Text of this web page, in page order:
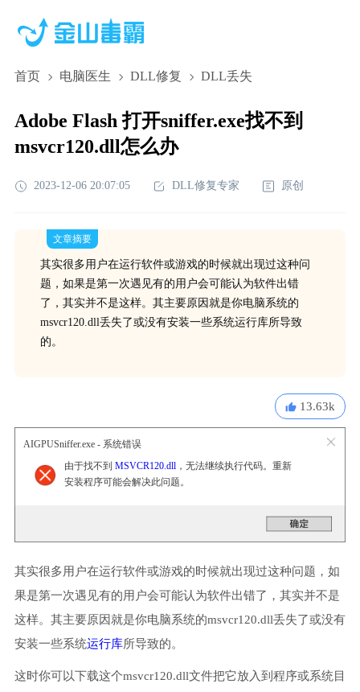
首页 电脑医生 DLL修复 DLL丢失
Adobe Flash 打开sniffer.exe找不到
msvcr120.dll怎么办
2023-12-06 20:07:05 DLL修复专家 原创
文章摘要
其实很多用户在运行软件或游戏的时候就出现过这种问
题，如果是第一次遇见有的用户会可能认为软件出错
了，其实并不是这样。其主要原因就是你电脑系统的
msvcr120.dll丢失了或没有安装一些系统运行库所导致
的。
13.63k
AIGPUSniffer.exe - 系统错误
由于找不到 MSVCR120.dll，无法继续执行代码。重新
安装程序可能会解决此问题。
其实很多用户在运行软件或游戏的时候就出现过这种问题，如
果是第一次遇见有的用户会可能认为软件出错了，其实并不是
这样。其主要原因就是你电脑系统的msvcr120.dll丢失了或没有
安装一些系统运行库所导致的。
这时你可以下载这个msvcr120.dll文件把它放入到程序或系统目